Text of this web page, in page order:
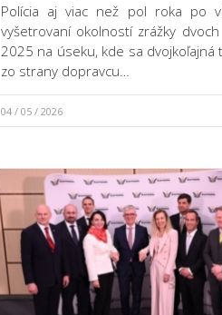
Polícia aj viac než pol roka po
vyšetrovaní okolností zrážky
2025 na úseku, kde sa
zo strany dopravcu…
04 / 05 / 2026